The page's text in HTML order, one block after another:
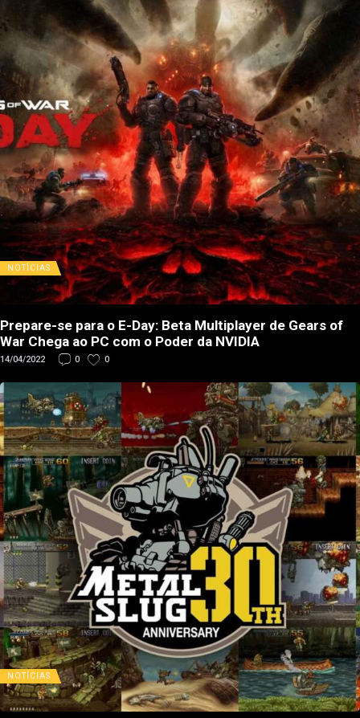
NOTÍCIAS
Prepare-se para o E-Day: Beta Multiplayer de Gears of
War Chega ao PC com o Poder da NVIDIA
14/04/2022 0 0
NOTÍCIAS